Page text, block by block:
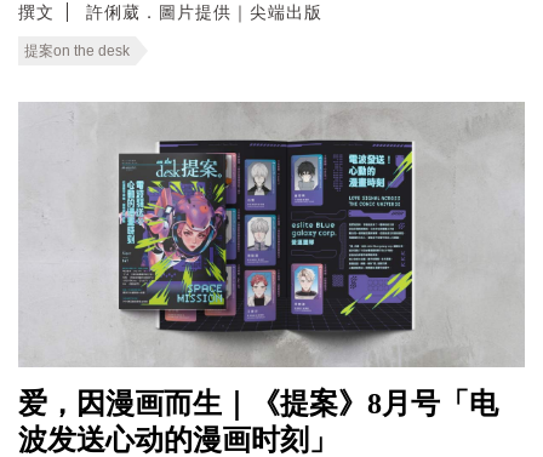
撰文 許俐葳．圖片提供｜尖端出版
提案on the desk
爱，因漫画而生｜《提案》8月号「电
波发送心动的漫画时刻」